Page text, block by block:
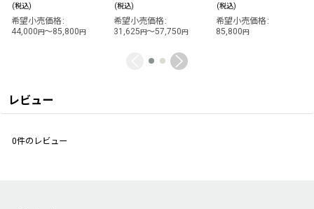
(税込)
希望小売価格 :
44,000円～85,800円
(税込)
希望小売価格 :
31,625円～57,750円
(税込)
希望小売価格 :
85,800円
レビュー
0件のレビュー